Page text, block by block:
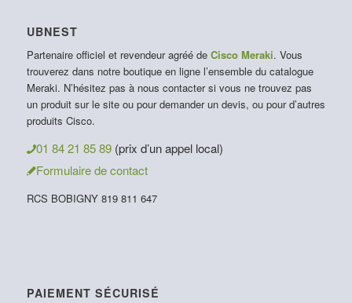
UBNEST
Partenaire officiel et revendeur agréé de Cisco Meraki. Vous
trouverez dans notre boutique en ligne l’ensemble du catalogue
Meraki. N’hésitez pas à nous contacter si vous ne trouvez pas
un produit sur le site ou pour demander un devis, ou pour d’autres
produits Cisco.
01 84 21 85 89 (prix d’un appel local)
Formulaire de contact
RCS BOBIGNY 819 811 647
PAIEMENT SÉCURISÉ